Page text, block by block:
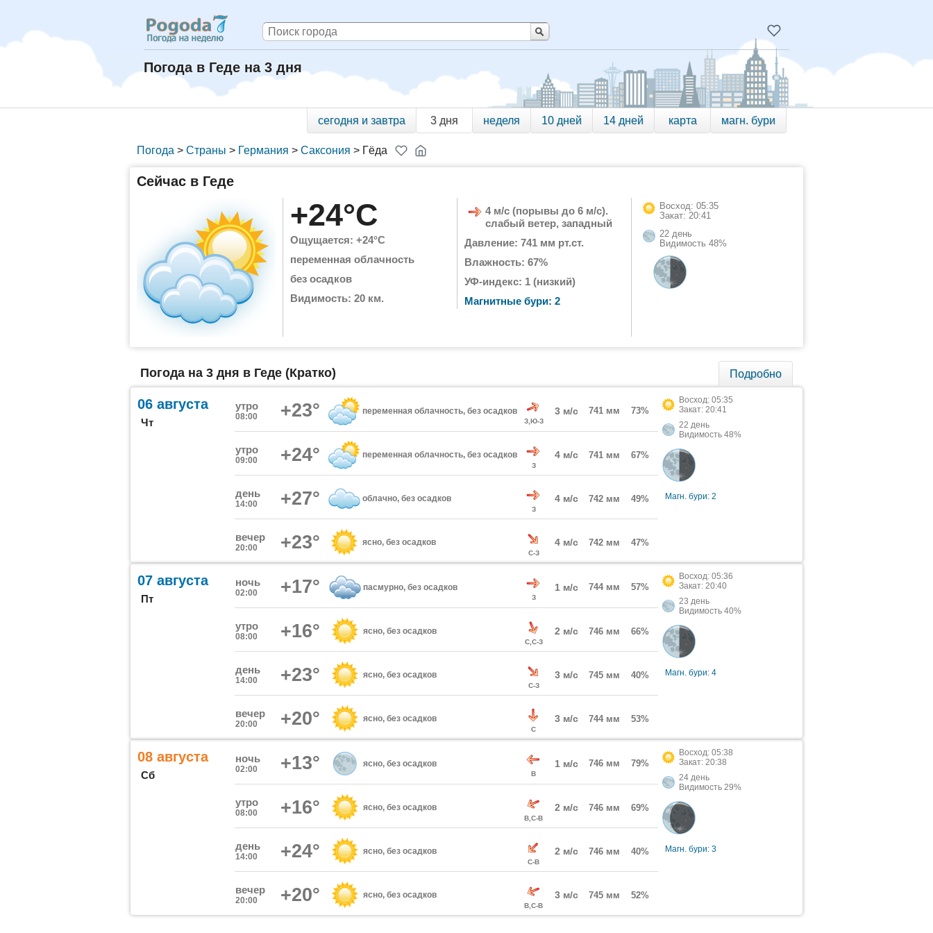
Погода в Геде на 3 дня
сегодня и завтра 3 дня неделя 10 дней 14 дней карта магн. бури
Погода > Страны > Германия > Саксония > Гёда
Сейчас в Геде
+24°C
Ощущается: +24°C
переменная облачность
без осадков
Видимость: 20 км.
4 м/с (порывы до 6 м/с).
слабый ветер, западный
Давление: 741 мм рт.ст.
Влажность: 67%
УФ-индекс: 1 (низкий)
Магнитные бури: 2
Восход: 05:35
Закат: 20:41
22 день
Видимость 48%
Погода на 3 дня в Геде (Кратко) Подробно
06 августа
Чт
утро
08:00 +23° переменная облачность, без осадков
З,Ю-З
3 м/с 741 мм 73%
утро
09:00 +24° переменная облачность, без осадков
З
4 м/с 741 мм 67%
день
14:00 +27° облачно, без осадков
З
4 м/с 742 мм 49%
вечер
20:00 +23° ясно, без осадков
С-З
4 м/с 742 мм 47%
Восход: 05:35
Закат: 20:41
22 день
Видимость 48%
Магн. бури: 2
07 августа
Пт
ночь
02:00 +17° пасмурно, без осадков
З
1 м/с 744 мм 57%
утро
08:00 +16° ясно, без осадков
С,С-З
2 м/с 746 мм 66%
день
14:00 +23° ясно, без осадков
С-З
3 м/с 745 мм 40%
вечер
20:00 +20° ясно, без осадков
С
3 м/с 744 мм 53%
Восход: 05:36
Закат: 20:40
23 день
Видимость 40%
Магн. бури: 4
08 августа
Сб
ночь
02:00 +13° ясно, без осадков
В
1 м/с 746 мм 79%
утро
08:00 +16° ясно, без осадков
В,С-В
2 м/с 746 мм 69%
день
14:00 +24° ясно, без осадков
С-В
2 м/с 746 мм 40%
вечер
20:00 +20° ясно, без осадков
В,С-В
3 м/с 745 мм 52%
Восход: 05:38
Закат: 20:38
24 день
Видимость 29%
Магн. бури: 3